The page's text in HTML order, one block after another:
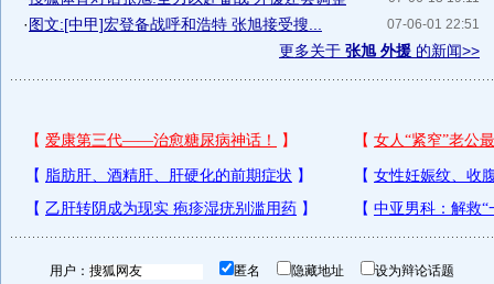
07-06-01 22:51
·图文:[中甲]宏登备战呼和浩特 张旭接受搜...
更多关于 张旭 外援 的新闻>>
用户： 匿名 隐藏地址 设为辩论话题